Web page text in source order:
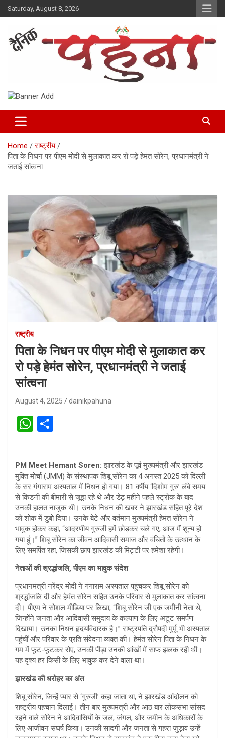
Skip
to
Saturday, August 8, 2026
Dainik Pahuna
Home
राष्ट्रीय
पिता के निधन पर पीएम मोदी से मुलाकात कर रो पड़े हेमंत सोरेन, प्रधानमंत्री ने
जताई सांत्वना
राष्ट्रीय
पिता के निधन पर पीएम मोदी से मुलाकात कर
रो पड़े हेमंत सोरेन, प्रधानमंत्री ने जताई
सांत्वना
August 4, 2025 dainikpahuna
W
s
A
p
p
e
PM Meet Hemant Soren: झारखंड के पूर्व मुख्यमंत्री और झारखंड
मुक्ति मोर्चा (JMM) के संस्थापक शिबू सोरेन का 4 अगस्त 2025 को दिल्ली
के सर गंगाराम अस्पताल में निधन हो गया। 81 वर्षीय ‘दिशोम गुरु’ लंबे समय
से किडनी की बीमारी से जूझ रहे थे और डेढ़ महीने पहले स्ट्रोक के बाद
उनकी हालत नाजुक थी। उनके निधन की खबर ने झारखंड सहित पूरे देश
को शोक में डुबो दिया। उनके बेटे और वर्तमान मुख्यमंत्री हेमंत सोरेन ने
भावुक होकर कहा, “आदरणीय गुरुजी हमें छोड़कर चले गए, आज मैं शून्य हो
गया हूं।” शिबू सोरेन का जीवन आदिवासी समाज और वंचितों के उत्थान के
लिए समर्पित रहा, जिसकी छाप झारखंड की मिट्टी पर हमेशा रहेगी।
नेताओं की श्रद्धांजलि,पीएम का भावुक संदेश
प्रधानमंत्री नरेंद्र मोदी ने गंगाराम अस्पताल पहुंचकर शिबू सोरेन को
श्रद्धांजलि दी और हेमंत सोरेन सहित उनके परिवार से मुलाकात कर सांत्वना
दी। पीएम ने सोशल मीडिया पर लिखा, “शिबू सोरेन जी एक जमीनी नेता थे,
जिन्होंने जनता और आदिवासी समुदाय के कल्याण के लिए अटूट समर्पण
दिखाया। उनका निधन हृदयविदारक है।” राष्ट्रपति द्रौपदी मुर्मू भी अस्पताल
पहुंचीं और परिवार के प्रति संवेदना व्यक्त की। हेमंत सोरेन पिता के निधन के
गम में फूट-फूटकर रोए, उनकी पीड़ा उनकी आंखों में साफ झलक रही थी।
यह दृश्य हर किसी के लिए भावुक कर देने वाला था।
झारखंड की धरोहर का अंत
शिबू सोरेन, जिन्हें प्यार से ‘गुरुजी’ कहा जाता था, ने झारखंड आंदोलन को
राष्ट्रीय पहचान दिलाई। तीन बार मुख्यमंत्री और आठ बार लोकसभा सांसद
रहने वाले सोरेन ने आदिवासियों के जल, जंगल, और जमीन के अधिकारों के
लिए आजीवन संघर्ष किया। उनकी सादगी और जनता से गहरा जुड़ाव उन्हें